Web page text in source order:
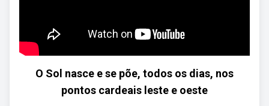
O Sol nasce e se põe, todos os dias, nos
pontos cardeais leste e oeste